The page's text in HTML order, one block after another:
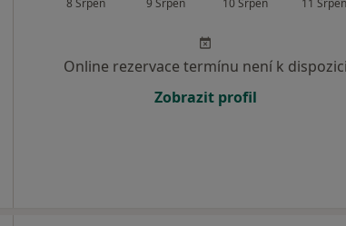
8 Srpen 9 Srpen 10 Srpen 11 Srpen
Online rezervace termínu není k dispozici
Zobrazit profil